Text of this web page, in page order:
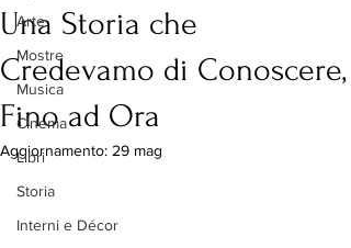
Arte
Mostre
Musica
Cinema
Libri
Storia
Interni e Décor
Una Storia che
Credevamo di Conoscere,
Fino ad Ora
Aggiornamento: 29 mag